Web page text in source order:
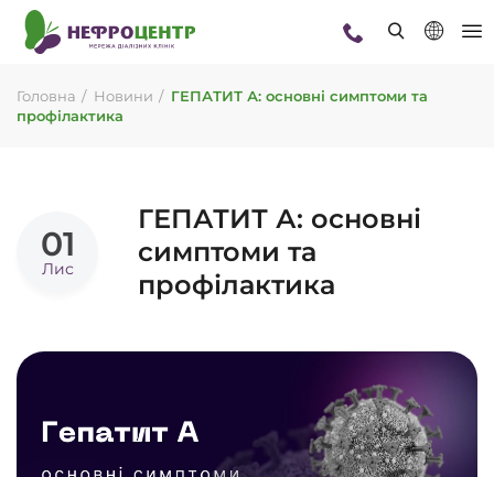
Головна Новини
ГЕПАТИТ А: основні симптоми та
профілактика
01
Лис
ГЕПАТИТ А: основні
симптоми та
профілактика